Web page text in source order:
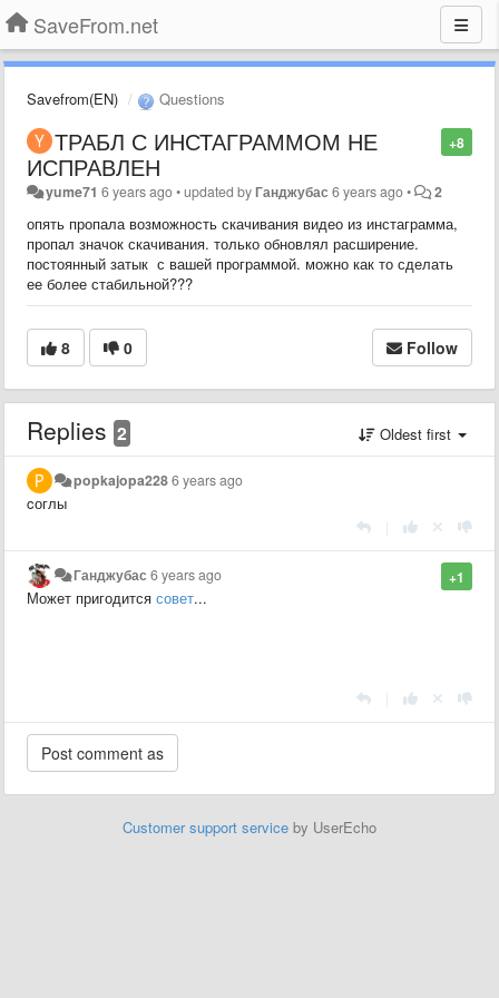
SaveFrom.net
Savefrom(EN) Questions
+8
ТРАБЛ С ИНСТАГРАММОМ НЕ
ИСПРАВЛЕН
yume71 6 years ago•updated byГанджубас 6 years ago• 2
опять пропала возможность скачивания видео из инстаграмма,
пропал значок скачивания. только обновлял расширение.
постоянный затык с вашей программой. можно как то сделать
ее более стабильной???
8 0 Follow
Replies 2 Oldest first
popkajopa2286 years ago
cоглы
+1
Ганджубас 6 years ago
Может пригодится совет...
Customer support service by UserEcho